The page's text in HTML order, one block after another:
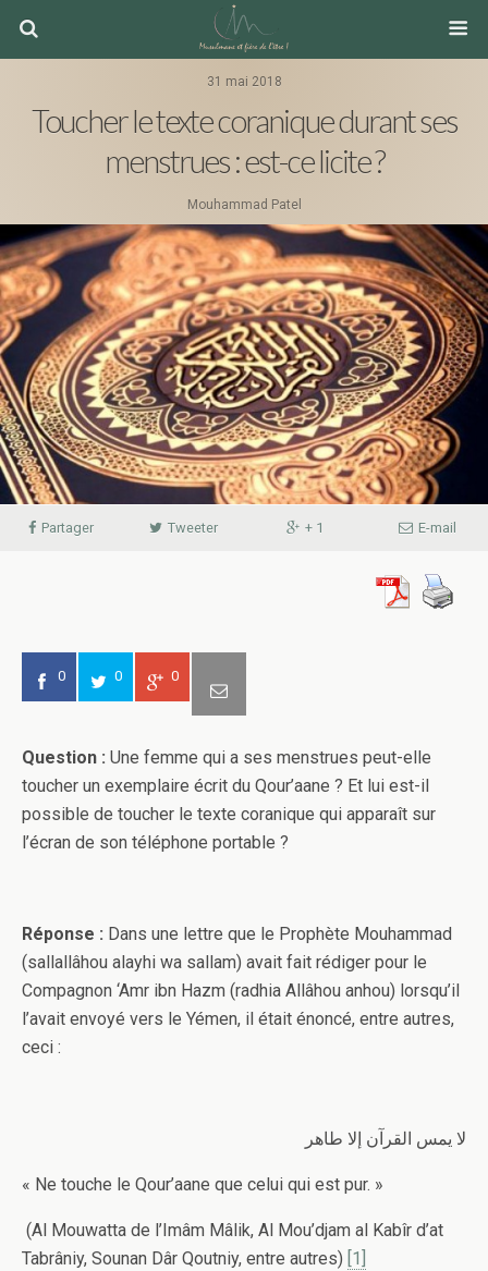
31 mai 2018
Toucher le texte coranique durant ses
menstrues : est-ce licite ?
Mouhammad Patel
Partager Tweeter + 1 E-mail
0 0 0
Question : Une femme qui a ses menstrues peut-elle
toucher un exemplaire écrit du Qour’aane ? Et lui est-il
possible de toucher le texte coranique qui apparaît sur
l’écran de son téléphone portable ?
Réponse : Dans une lettre que le Prophète Mouhammad
(sallallâhou alayhi wa sallam) avait fait rédiger pour le
Compagnon ‘Amr ibn Hazm (radhia Allâhou anhou) lorsqu’il
l’avait envoyé vers le Yémen, il était énoncé, entre autres,
ceci :
لا يمس القرآن إلا طاهر
« Ne touche le Qour’aane que celui qui est pur. »
(Al Mouwatta de l’Imâm Mâlik, Al Mou’djam al Kabîr d’at
Tabrâniy, Sounan Dâr Qoutniy, entre autres) [1]